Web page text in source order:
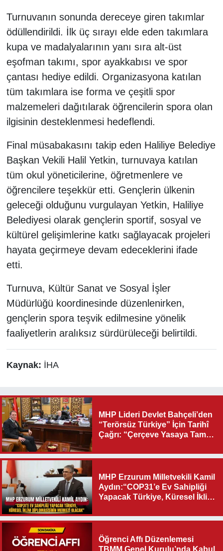
Turnuvanın sonunda dereceye giren takımlar
ödüllendirildi. İlk üç sırayı elde eden takımlara
kupa ve madalyalarının yanı sıra alt-üst
eşofman takımı, spor ayakkabısı ve spor
çantası hediye edildi. Organizasyona katılan
tüm takımlara ise forma ve çeşitli spor
malzemeleri dağıtılarak öğrencilerin spora olan
ilgisinin desteklenmesi hedeflendi.
Final müsabakasını takip eden Haliliye Belediye
Başkan Vekili Halil Yetkin, turnuvaya katılan
tüm okul yöneticilerine, öğretmenlere ve
öğrencilere teşekkür etti. Gençlerin ülkenin
geleceği olduğunu vurgulayan Yetkin, Haliliye
Belediyesi olarak gençlerin sportif, sosyal ve
kültürel gelişimlerine katkı sağlayacak projeleri
hayata geçirmeye devam edeceklerini ifade
etti.
Turnuva, Kültür Sanat ve Sosyal İşler
Müdürlüğü koordinesinde düzenlenirken,
gençlerin spora teşvik edilmesine yönelik
faaliyetlerin aralıksız sürdürüleceği belirtildi.
Kaynak: İHA
MHP Lideri Devlet Bahçeli’den
“Terörsüz Türkiye” İçin Tarihî
Çağrı: “Çerçeve Yasaya Tam
MHP Erzurum Milletvekili Kamil
Aydın:“COP31’e Ev Sahipliği
Yapacak Türkiye, Küresel İklim
Olacak"
Öğrenci Affı Düzenlemesi